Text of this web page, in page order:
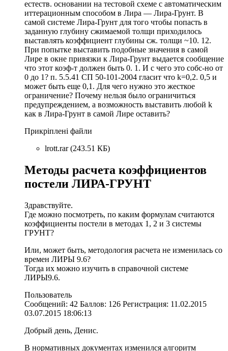
естеств. основании на тестовой схеме с автоматическим
иттерационным способом в Лира — Лира-Грунт. В
самой системе Лира-Грунт для того чтобы попасть в
заданную глубину сжимаемой толщи приходилось
выставлять коэффициент глубины сж. толщи ~10. 12.
При попытке выставить подобные значения в самой
Лире в окне привязки к Лира-Грунт выдается сообщение
что этот коэф-т должен быть 0. 1. И с чего это собс-но от
0 до 1? п. 5.5.41 СП 50-101-2004 гласит что k=0,2. 0,5 и
может быть еще 0,1. Для чего нужно это жесткое
ограничение? Почему нельзя было ограничиться
предупреждением, а возможность выставить любой k
как в Лира-Грунт в самой Лире оставить?
Прикріплені файли
lrott.rar (243.51 КБ)
Методы расчета коэффициентов
постели ЛИРА-ГРУНТ
Здравствуйте.
Где можно посмотреть, по каким формулам считаются
коэффициенты постели в методах 1, 2 и 3 системы
ГРУНТ?
Или, может быть, методология расчета не изменилась со
времен ЛИРЫ 9.6?
Тогда их можно изучить в справочной системе
ЛИРЫ9.6.
Пользователь
Сообщений: 42 Баллов: 126 Регистрация: 11.02.2015
03.07.2015 18:06:13
Добрый день, Денис.
В нормативных документах изменился алгоритм